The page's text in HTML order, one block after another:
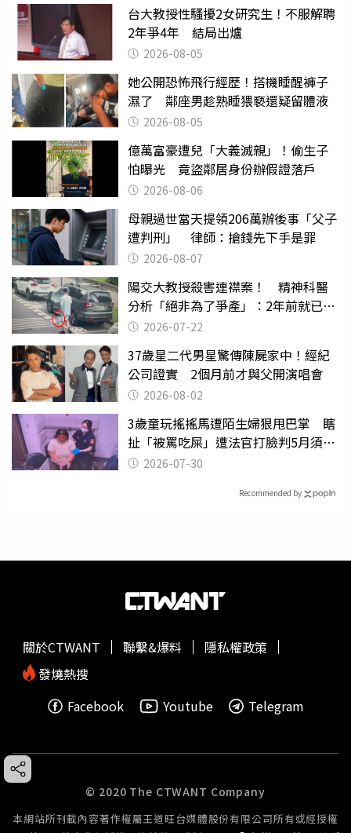
台大教授性騷擾2女研究生！不服解聘
2年爭4年 結局出爐
2026-08-05
她公開恐怖飛行經歷！搭機睡醒褲子
濕了 鄰座男趁熟睡猥褻還疑留體液
2026-08-05
億萬富豪遭兒「大義滅親」！偷生子
怕曝光 竟盜鄰居身份辦假證落戶
2026-08-06
母親過世當天提領206萬辦後事「父子
遭判刑」 律師：搶錢先下手是罪
2026-08-07
陽交大教授殺害連襟案！ 精神科醫
分析「絕非為了爭產」：2年前就已言
行詭異
2026-07-22
37歲星二代男星驚傳陳屍家中！經紀
公司證實 2個月前才與父開演唱會
2026-08-02
3歲童玩搖搖馬遭陌生婦狠甩巴掌 瞎
扯「被罵吃屎」遭法官打臉判5月須入
監 2026-07-30
Recommended by
關於CTWANT 聯繫&爆料
隱私權政策
發燒熱搜
Facebook
Youtube Telegram
© 2020 The CTWANT Company
本網站所刊載內容著作權屬王道旺台媒體股份有限公司所有或經授權